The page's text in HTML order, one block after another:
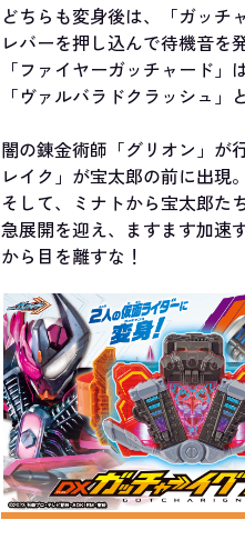
どちらも変身後は、「ガッチ
レバーを押し込んで待機音を
「ファイヤーガッチャード
「ヴァルバラドクラッシュ」
闇の錬金術師「グリオン」が
レイク」が宝太郎の前に出現。
そして、ミナトから宝太郎
急展開を迎え、ますます加速
から目を離すな！